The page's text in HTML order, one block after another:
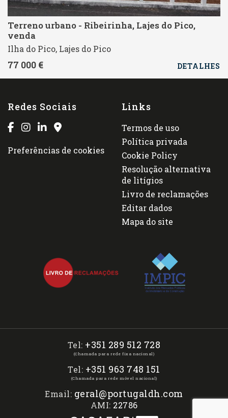
Terreno urbano - Ribeirinha, Lajes do Pico,
venda
Ilha do Pico, Lajes do Pico
77 000 € DETALHES
Redes Sociais
Preferências de cookies
Links
Termos de uso
Política privada
Cookie Policy
Resolução alternativa
de litígios
Livro de reclamações
Editar dados
Mapa do site
Tel: +351 289 512 728
(Chamada para rede fixa nacional)
Tel: +351 963 748 151
(Chamada para rede móvel nacional)
Email: geral@portugaldh.com
AMI: 22786